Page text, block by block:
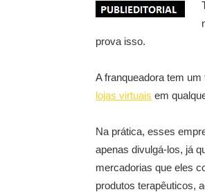
prova isso.
A franqueadora tem
lojas virtuais em
Na prática, esses
apenas divulgá-los, já
mercadorias que eles
produtos terapêuticos,